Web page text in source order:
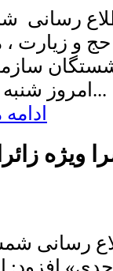
رسانی
و زیارت ،
امروز شنبه 23 فروردین ماه ، با حضور...
ويژه
رسانی
افزود: